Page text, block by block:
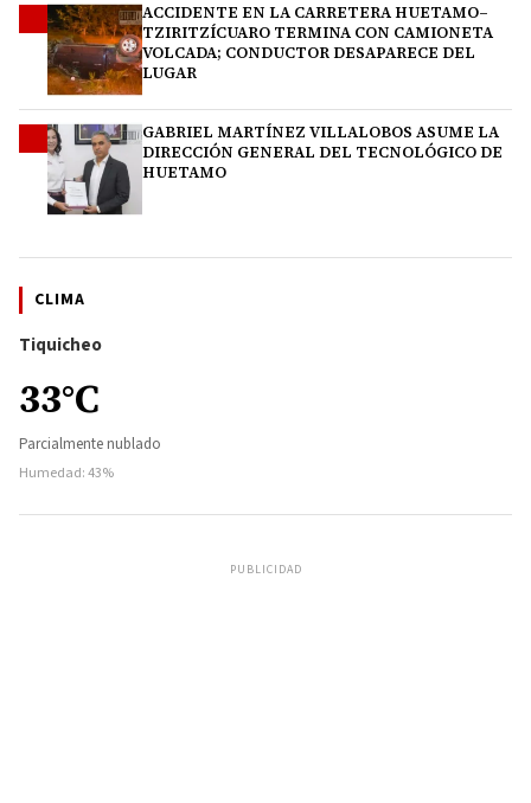
ACCIDENTE EN LA CARRETERA HUETAMO–
TZIRITZÍCUARO TERMINA CON CAMIONETA
VOLCADA; CONDUCTOR DESAPARECE DEL
LUGAR
GABRIEL MARTÍNEZ VILLALOBOS ASUME LA
DIRECCIÓN GENERAL DEL TECNOLÓGICO DE
HUETAMO
CLIMA
Tiquicheo
33°C
Parcialmente nublado
Humedad: 43%
PUBLICIDAD